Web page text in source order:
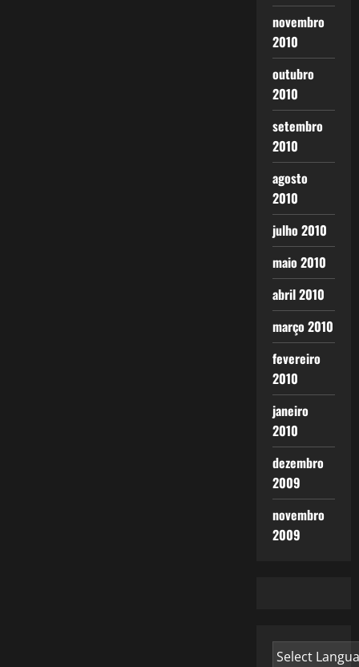
novembro
2010
outubro
2010
setembro
2010
agosto
2010
julho 2010
maio 2010
abril 2010
março 2010
fevereiro
2010
janeiro
2010
dezembro
2009
novembro
2009